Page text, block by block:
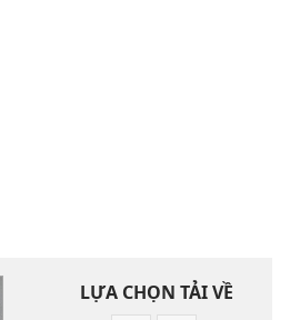
LỰA CHỌN TẢI VỀ